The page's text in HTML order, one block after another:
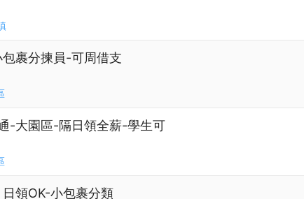
裹分揀員-可周借支
-大園區-隔日領全薪-學生可
領OK-小包裹分類